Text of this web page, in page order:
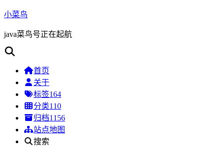
小菜鸟
java菜鸟号正在起航
首页
关于
标签164
分类110
归档1156
站点地图
搜索